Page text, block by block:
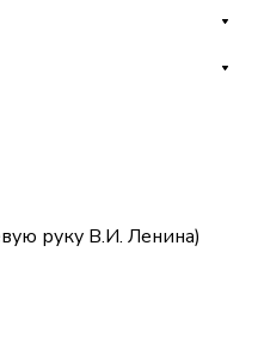
руку В.И. Ленина)